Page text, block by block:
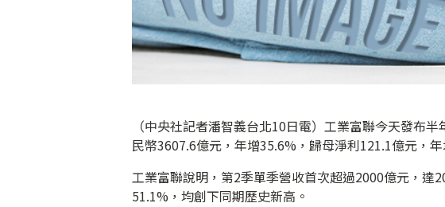
（中央社記者潘智義台北10日電）工業富聯今天發布
民幣3607.6億元，年增35.6%，歸母淨利121.1億元，
工業富聯說明，第2季單季營收首次超過2000億元，達
51.1%，均創下同期歷史新高。